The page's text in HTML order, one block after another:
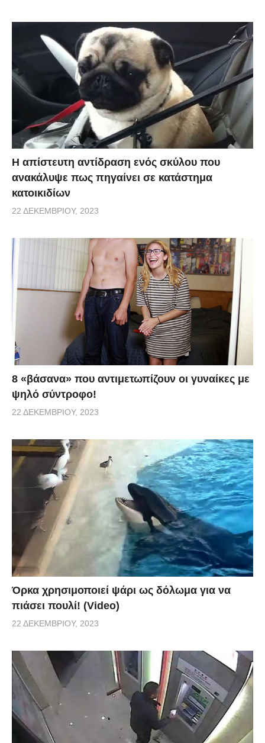
Η απίστευτη αντίδραση ενός σκύλου που
ανακάλυψε πως πηγαίνει σε κατάστημα
κατοικιδίων
22 ΔΕΚΕΜΒΡΊΟΥ, 2023
8 «βάσανα» που αντιμετωπίζουν οι γυναίκες με
ψηλό σύντροφο!
22 ΔΕΚΕΜΒΡΊΟΥ, 2023
Όρκα χρησιμοποιεί ψάρι ως δόλωμα για να
πιάσει πουλί! (Video)
22 ΔΕΚΕΜΒΡΊΟΥ, 2023